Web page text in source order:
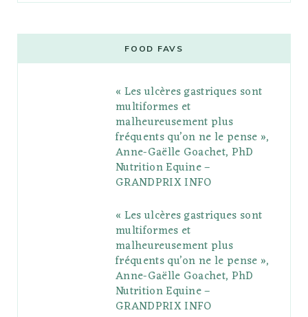
b
t
g
l
e
P
l
s
t
a
g
r
a
m
e
r
e
s
o
l
r
FOOD FAVS
« Les ulcères gastriques sont
multiformes et
malheureusement plus
fréquents qu’on ne le pense »,
Anne-Gaëlle Goachet, PhD
Nutrition Equine –
GRANDPRIX INFO
« Les ulcères gastriques sont
multiformes et
malheureusement plus
fréquents qu’on ne le pense »,
Anne-Gaëlle Goachet, PhD
Nutrition Equine –
GRANDPRIX INFO